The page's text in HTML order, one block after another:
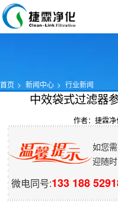
首页 新闻中心 行业新闻
中效袋式过滤器
作者：捷霖净
如您
迎随
微电同号:133 188